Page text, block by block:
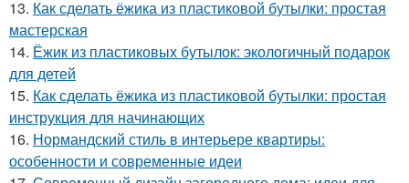
13. Как сделать ёжика из пластиковой бутылки: простая
мастерская
14. Ёжик из пластиковых бутылок: экологичный подарок
для детей
15. Как сделать ёжика из пластиковой бутылки: простая
инструкция для начинающих
16. Нормандский стиль в интерьере квартиры:
особенности и современные идеи